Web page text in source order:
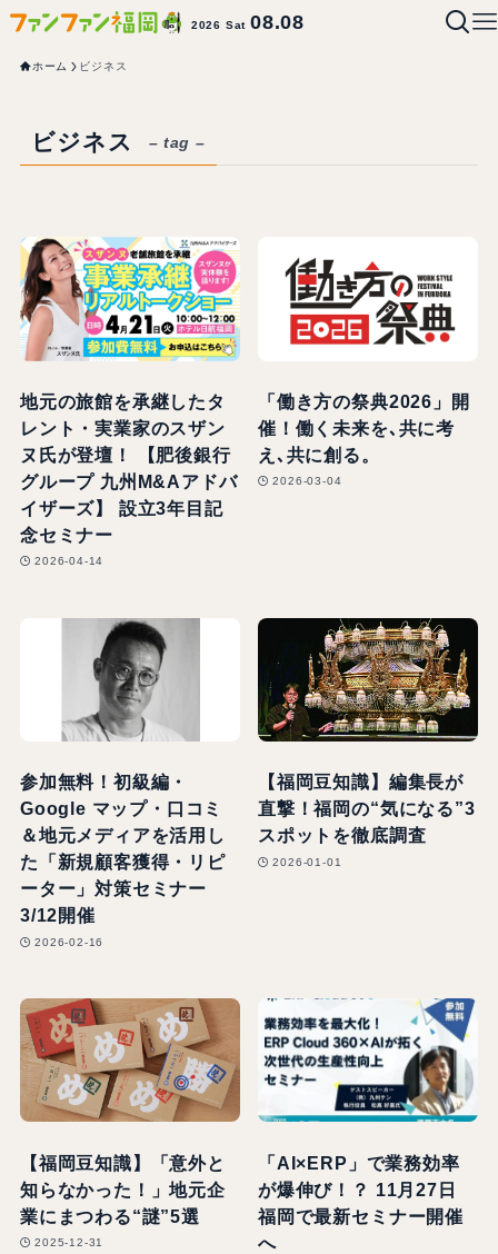
2026 Sat08.08
ホーム ビジネス
ビジネス – tag –
地元の旅館を承継したタ
レント・実業家のスザン
ヌ氏が登壇！ 【肥後銀行
グループ 九州M&Aアドバ
イザーズ】 設立3年目記
念セミナー
2026-04-14
「働き方の祭典2026」開
催！働く未来を､共に考
え､共に創る。
2026-03-04
参加無料！初級編・
Google マップ・口コミ
＆地元メディアを活用し
た「新規顧客獲得・リピ
ーター」対策セミナー
3/12開催
2026-02-16
【福岡豆知識】編集長が
直撃！福岡の“気になる”3
スポットを徹底調査
2026-01-01
【福岡豆知識】「意外と
知らなかった！」地元企
業にまつわる“謎”5選
2025-12-31
「AI×ERP」で業務効率
が爆伸び！？ 11月27日
福岡で最新セミナー開催
へ